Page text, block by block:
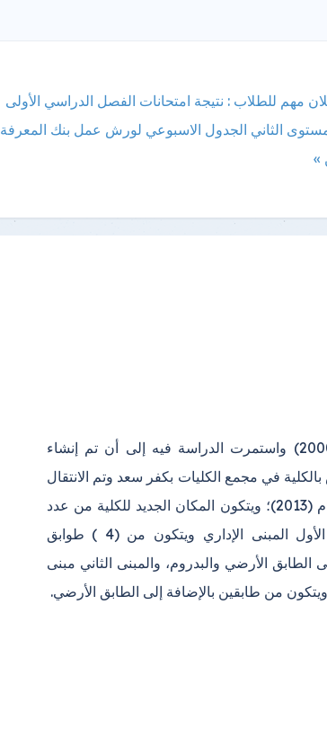
مهم للطلاب : نتيجة امتحانات الفصل الدراسي الأولى
الجدول الاسبوعي لورش عمل بنك المعرفة
»
من طابقين بالإضافة إلى الطابق الأرضي.